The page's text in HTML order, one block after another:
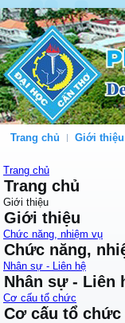
Trang chủ Giới thiệu
Trang chủ
Trang chủ
Giới thiệu
Giới thiệu
Chức năng, nhiệm vụ
Chức năng,
Nhân sự - Liên hệ
Nhân sự - Liên
Cơ cấu tổ chức
Cơ cấu tổ chức